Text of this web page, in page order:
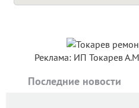
Реклама: ИП Токарев
Последние новости